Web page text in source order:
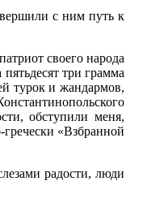
с ним путь к
своего народа
три грамма
турок и жандармов,
обступили меня,
«Взбранной
радости, люди